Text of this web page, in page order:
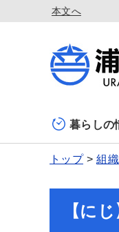
本文へ
暮らしの
トップ 組織
【に